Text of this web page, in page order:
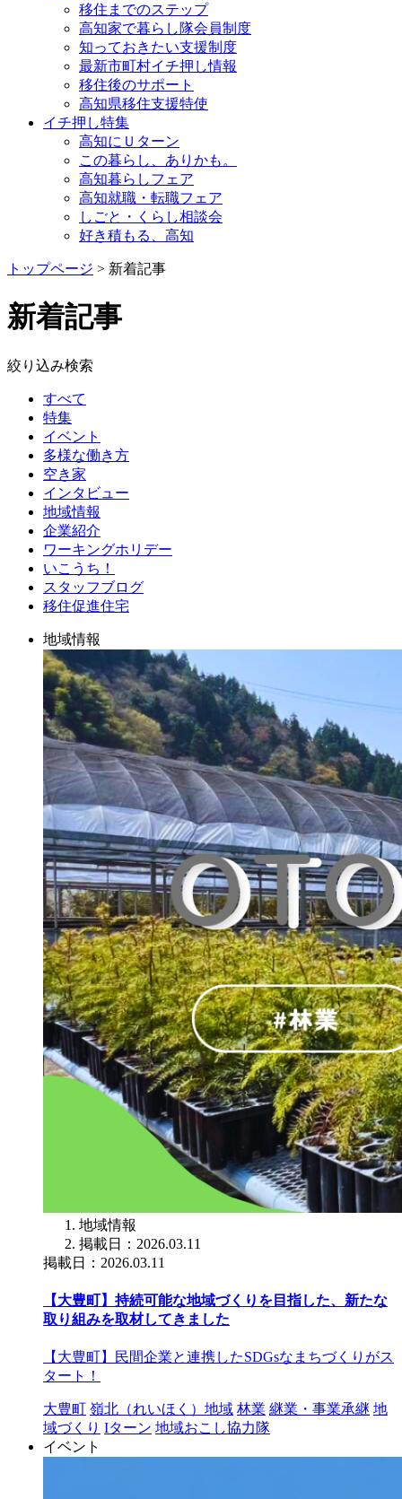
移住までのステップ
高知家で暮らし隊会員制度
知っておきたい支援制度
最新市町村イチ押し情報
移住後のサポート
高知県移住支援特使
イチ押し特集
高知にＵターン
この暮らし、ありかも。
高知暮らしフェア
高知就職・転職フェア
しごと・くらし相談会
好き積もる、高知
トップページ > 新着記事
新着記事
絞り込み検索
すべて
特集
イベント
多様な働き方
空き家
インタビュー
地域情報
企業紹介
ワーキングホリデー
いこうち！
スタッフブログ
移住促進住宅
地域情報
地域情報
掲載日：2026.03.11
掲載日：2026.03.11
【大豊町】持続可能な地域づくりを目指した、新たな
取り組みを取材してきました
【大豊町】民間企業と連携したSDGsなまちづくりがス
タート！
大豊町 嶺北（れいほく）地域 林業 継業・事業承継 地
域づくり Iターン 地域おこし協力隊
イベント